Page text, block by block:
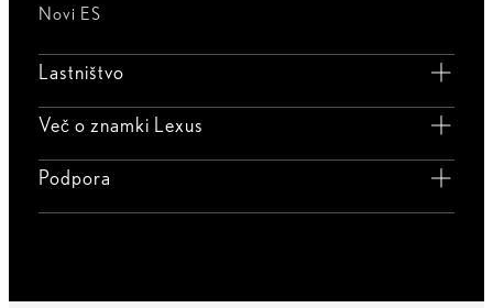
Novi ES
Lastništvo
Več o znamki Lexus
Podpora